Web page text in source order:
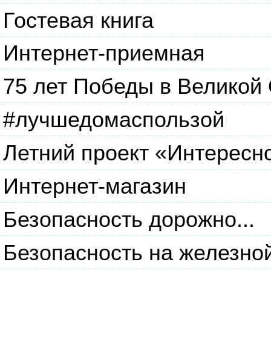
Гостевая книга
Интернет-приемная
75 лет Победы в Великой
#лучшедомаспользой
Летний проект
Интернет-магазин
Безопасность дорожно...
Безопасность на